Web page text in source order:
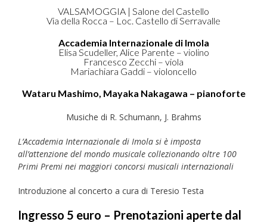
VALSAMOGGIA | Salone del Castello
Via della Rocca – Loc. Castello di Serravalle
Accademia Internazionale di Imola
Elisa Scudeller, Alice Parente – violino
Francesco Zecchi – viola
Mariachiara Gaddi – violoncello
Wataru Mashimo, Mayaka Nakagawa – pianoforte
Musiche di R. Schumann, J. Brahms
L’Accademia Internazionale di Imola si è imposta
all’attenzione del mondo musicale collezionando oltre 100
Primi Premi nei maggiori concorsi musicali internazionali
Introduzione al concerto a cura di Teresio Testa
Ingresso 5 euro – Prenotazioni aperte dal